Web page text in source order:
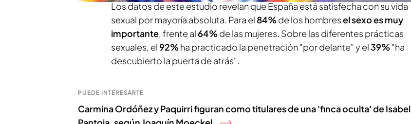
Los datos de este estudio revelan que España está satisfecha con su vida
sexual por mayoría absoluta. Para el 84%de los hombresel sexo es muy
importante, frente al 64%de las mujeres. Sobre las diferentes prácticas
sexuales, el92%ha practicado la penetración "por delante" y el39%"ha
descubierto la puerta de atrás".
PUEDE INTERESARTE
Carmina Ordóñez y Paquirri figuran como titulares de una 'finca oculta' de Isabel